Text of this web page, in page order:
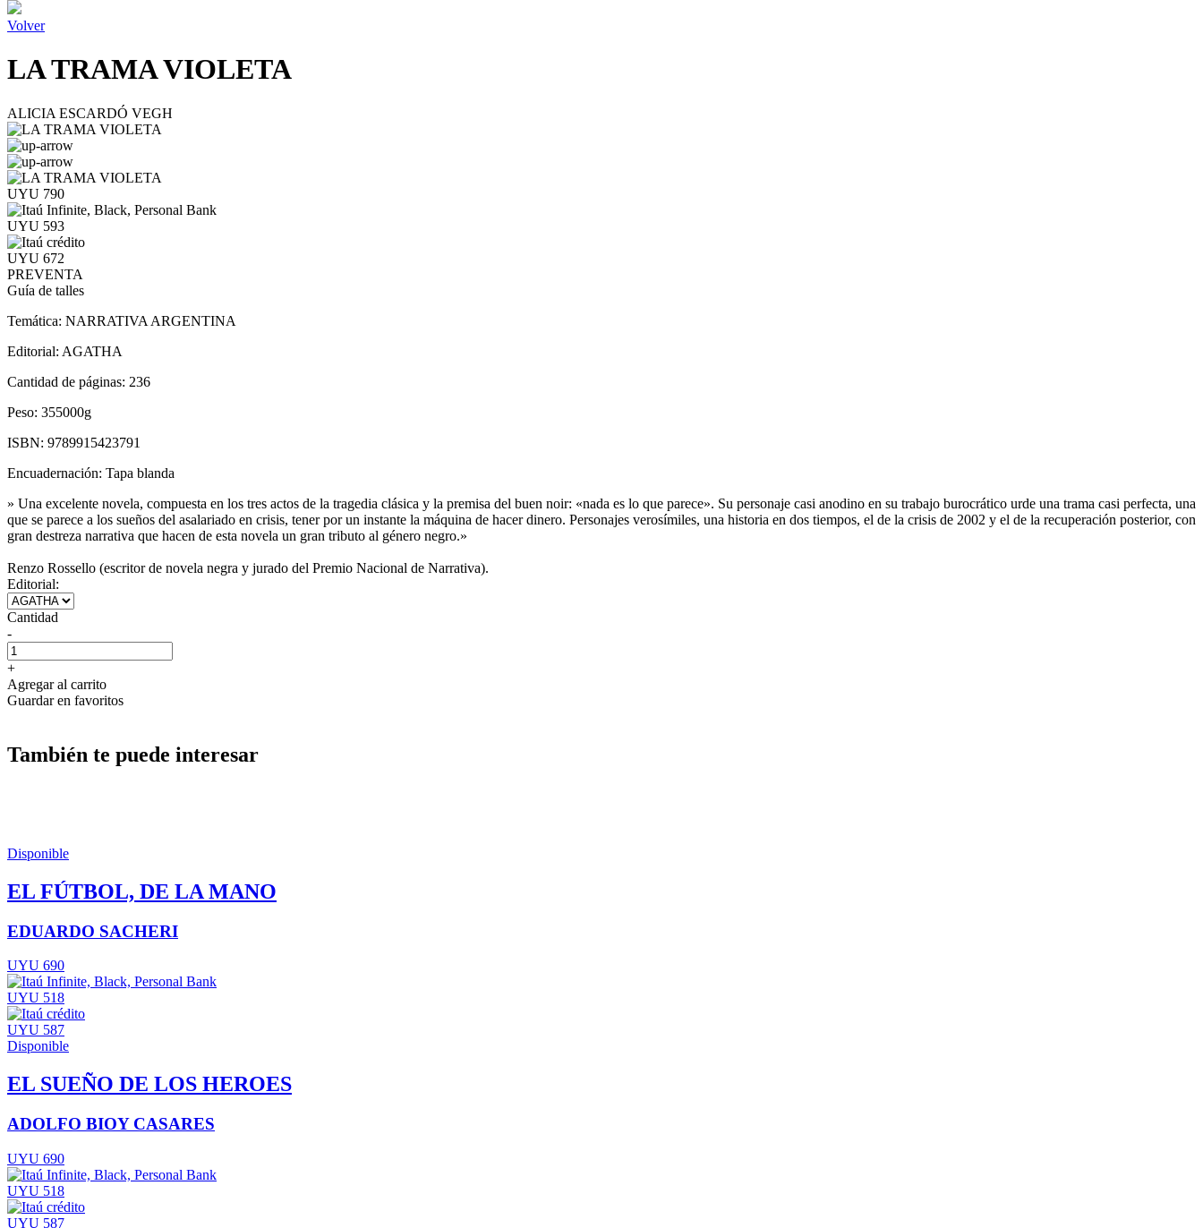
Volver
LA TRAMA VIOLETA
ALICIA ESCARDÓ VEGH
UYU 790
UYU 593
UYU 672
PREVENTA
Guía de talles
Temática: NARRATIVA ARGENTINA
Editorial: AGATHA
Cantidad de páginas: 236
Peso: 355000g
ISBN: 9789915423791
Encuadernación: Tapa blanda
» Una excelente novela, compuesta en los tres actos de la tragedia clásica y la premisa del buen noir: «nada es lo que parece». Su personaje casi anodino en su trabajo burocrático urde una trama casi perfecta, una
que se parece a los sueños del asalariado en crisis, tener por un instante la máquina de hacer dinero. Personajes verosímiles, una historia en dos tiempos, el de la crisis de 2002 y el de la recuperación posterior, con
gran destreza narrativa que hacen de esta novela un gran tributo al género negro.»
Renzo Rossello (escritor de novela negra y jurado del Premio Nacional de Narrativa).
Editorial:
Cantidad
-
+
Agregar al carrito
Guardar en favoritos
También te puede interesar
Disponible
EL FÚTBOL, DE LA MANO
EDUARDO SACHERI
UYU 690
UYU 518
UYU 587
Disponible
EL SUEÑO DE LOS HEROES
ADOLFO BIOY CASARES
UYU 690
UYU 518
UYU 587